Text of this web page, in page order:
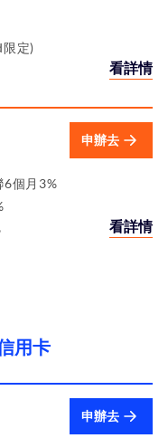
定)
看詳情
申辦去
6個月3%
看詳情
用卡
申辦去